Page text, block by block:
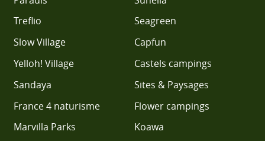
Treflio
Seagreen
Slow Village
Capfun
Yelloh! Village
Castels campings
Sandaya
Sites & Paysages
France 4 naturisme
Flower campings
Marvilla Parks
Koawa